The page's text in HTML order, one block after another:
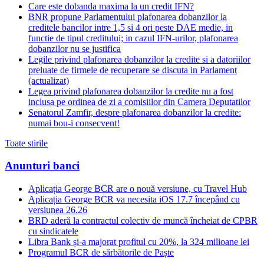
Care este dobanda maxima la un credit IFN?
BNR propune Parlamentului plafonarea dobanzilor la
creditele bancilor intre 1,5 si 4 ori peste DAE medie, in
functie de tipul creditului; in cazul IFN-urilor, plafonarea
dobanzilor nu se justifica
Legile privind plafonarea dobanzilor la credite si a datoriilor
preluate de firmele de recuperare se discuta in Parlament
(actualizat)
Legea privind plafonarea dobanzilor la credite nu a fost
inclusa pe ordinea de zi a comisiilor din Camera Deputatilor
Senatorul Zamfir, despre plafonarea dobanzilor la credite:
numai bou-i consecvent!
Toate stirile
Anunturi banci
Aplicația George BCR are o nouă versiune, cu Travel Hub
Aplicația George BCR va necesita iOS 17.7 începând cu
versiunea 26.26
BRD aderă la contractul colectiv de muncă încheiat de CPBR
cu sindicatele
Libra Bank și-a majorat profitul cu 20%, la 324 milioane lei
Programul BCR de sărbătorile de Paște